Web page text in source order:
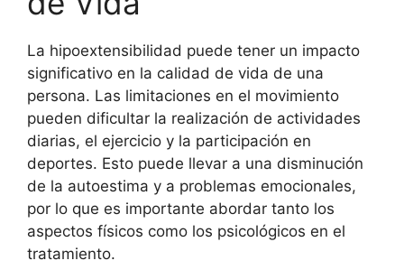
La hipoextensibilidad puede tener un impacto
significativo en la calidad de vida de una
persona. Las limitaciones en el movimiento
pueden dificultar la realización de actividades
diarias, el ejercicio y la participación en
deportes. Esto puede llevar a una disminución
de la autoestima y a problemas emocionales,
por lo que es importante abordar tanto los
aspectos físicos como los psicológicos en el
tratamiento.